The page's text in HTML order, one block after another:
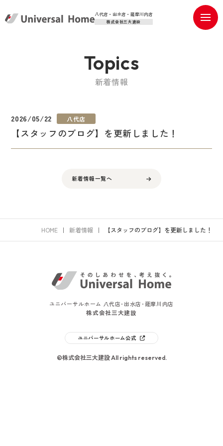
八代店・出水店・薩摩川内店
株式会社三大建設
Topics
新着情報
2026/05/22 八代店
【スタッフのブログ】を更新しました！
新着情報一覧へ
HOME 新着情報 【スタッフのブログ】を更新しました！
ユニバーサルホーム 八代店･出水店･薩摩川内店
株式会社三大建設
ユニバーサルホーム公式
©株式会社三大建設 All rights reserved.